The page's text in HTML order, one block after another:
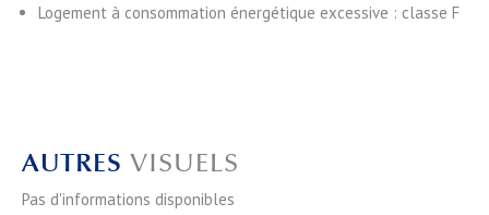
Logement à consommation énergétique excessive : classe F
AUTRES VISUELS
Pas d'informations disponibles